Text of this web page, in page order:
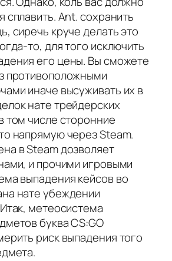
сплавить. Ant. сохранить
сиречь круче делать это
то, для того исключить
его цены. Вы сможете
противоположными
иначе высуживать их в
нате трейдерских
том числе сторонние
напрямую через Steam.
в Steam дозволяет
и прочими игровыми
выпадения кейсов во
нате убеждении
метеосистема
буква CS:GO
риск выпадения того